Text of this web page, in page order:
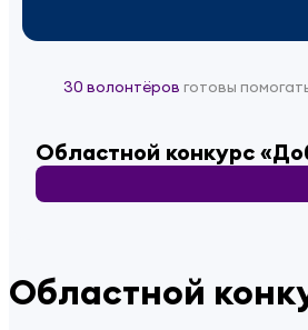
30 волонтёров готовы
Областной конкурс
Областной